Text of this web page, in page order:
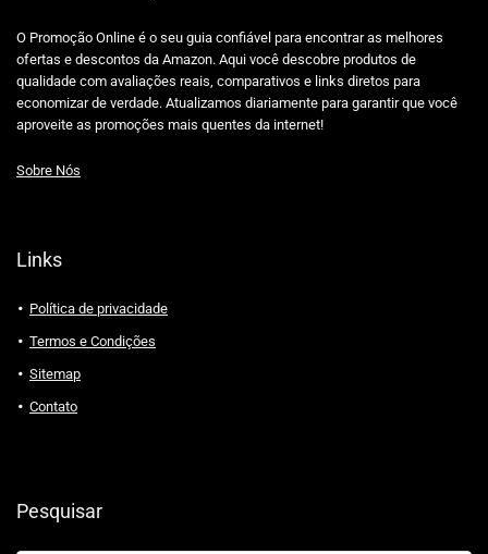
O Promoção Online é o seu guia confiável para encontrar as melhores
ofertas e descontos da Amazon. Aqui você descobre produtos de
qualidade com avaliações reais, comparativos e links diretos para
economizar de verdade. Atualizamos diariamente para garantir que você
aproveite as promoções mais quentes da internet!
Sobre Nós
Links
Política de privacidade
Termos e Condições
Sitemap
Contato
Pesquisar